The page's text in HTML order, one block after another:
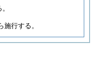
行する。